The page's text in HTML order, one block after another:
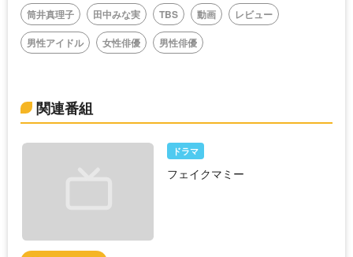
筒井真理子 田中みな実 TBS 動画
レビュー
男性アイドル
女性俳優 男性俳優
関連番組
ドラマ
フェイクマミー